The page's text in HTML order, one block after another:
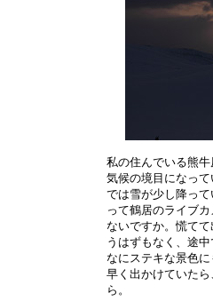
私の住んでいる熊
気候の境目になっ
では雪が少し降っ
って鶴居のライブ
ないですか。慌て
うはずもなく、途
なにステキな景色
早く出かけていた